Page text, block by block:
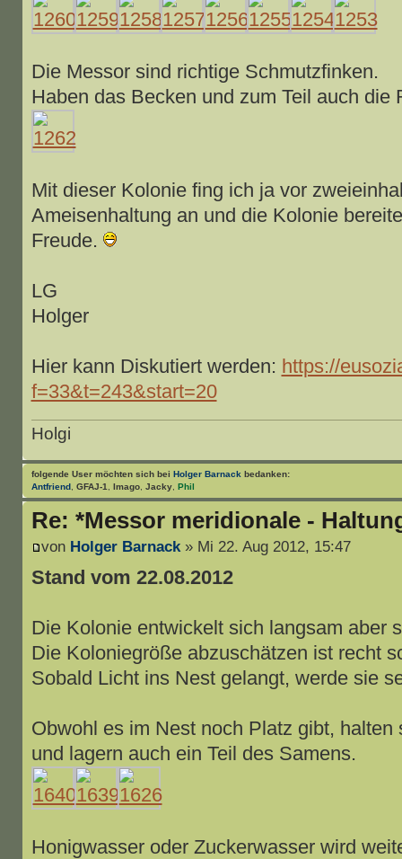
Die Messor sind richtige Schmutzfinken.
Haben das Becken und zum Teil auch die
Mit dieser Kolonie fing ich ja vor
Ameisenhaltung an und die Kolonie
Freude.
LG
Holger
Hier kann Diskutiert werden: https://
f=33&t=243&start=20
Holgi
folgende User möchten sich bei Holger Barnack bedanken:
Antfriend, GFAJ-1 Imago, Jacky, Phil
Re: *Messor meridionale -
von Holger Barnack» Mi 22. Aug 2012, 15:47
Stand vom 22.08.2012
Die Kolonie entwickelt sich langsam aber
Die Koloniegröße abzuschätzen ist recht
Sobald Licht ins Nest gelangt, werde sie
Obwohl es im Nest noch Platz gibt,
und lagern auch ein Teil des Samens.
Honigwasser oder Zuckerwasser wird